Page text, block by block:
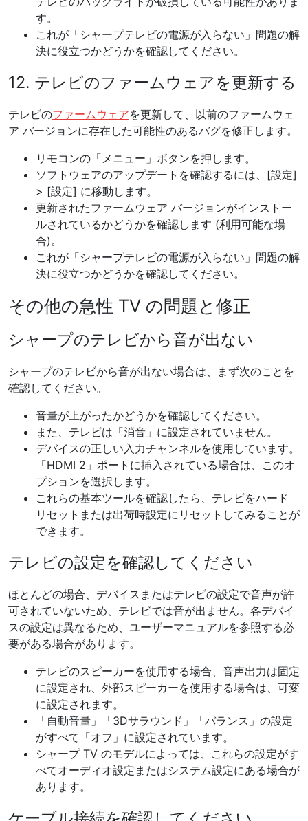
す。
これが「シャープテレビの電源が入らない」問題の解
決に役立つかどうかを確認してください。
12. テレビのファームウェアを更新する
テレビのファームウェアを更新して、以前のファームウェ
ア バージョンに存在した可能性のあるバグを修正します。
リモコンの「メニュー」ボタンを押します。
ソフトウェアのアップデートを確認するには、[設定]
> [設定] に移動します。
更新されたファームウェア バージョンがインストー
ルされているかどうかを確認します (利用可能な場
合)。
これが「シャープテレビの電源が入らない」問題の解
決に役立つかどうかを確認してください。
その他の急性 TV の問題と修正
シャープのテレビから音が出ない
シャープのテレビから音が出ない場合は、まず次のことを
確認してください。
音量が上がったかどうかを確認してください。
また、テレビは「消音」に設定されていません。
デバイスの正しい入力チャンネルを使用しています。
「HDMI 2」ポートに挿入されている場合は、このオ
プションを選択します。
これらの基本ツールを確認したら、テレビをハード
リセットまたは出荷時設定にリセットしてみることが
できます。
テレビの設定を確認してください
ほとんどの場合、デバイスまたはテレビの設定で音声が許
可されていないため、テレビでは音が出ません。各デバイ
スの設定は異なるため、ユーザーマニュアルを参照する必
要がある場合があります。
テレビのスピーカーを使用する場合、音声出力は固定
に設定され、外部スピーカーを使用する場合は、可変
に設定されます。
「自動音量」「3Dサラウンド」「バランス」の設定
がすべて「オフ」に設定されています。
シャープ TV のモデルによっては、これらの設定がす
べてオーディオ設定またはシステム設定にある場合が
あります。